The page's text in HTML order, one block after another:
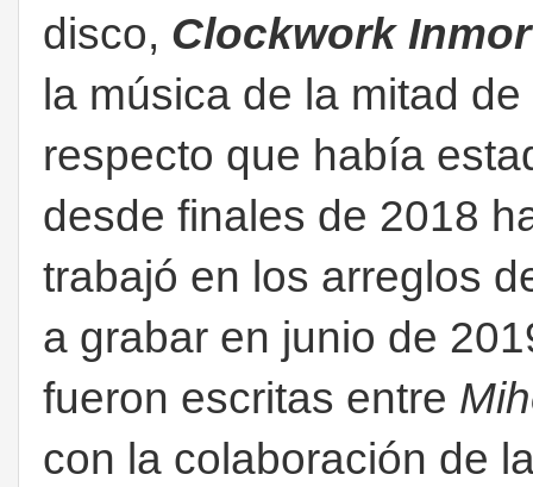
disco, Clockwork
la música de la mitad
respecto que había
desde finales de 2018
trabajó en los arreglos
a grabar en junio de
fueron escritas entre
con la colaboración de